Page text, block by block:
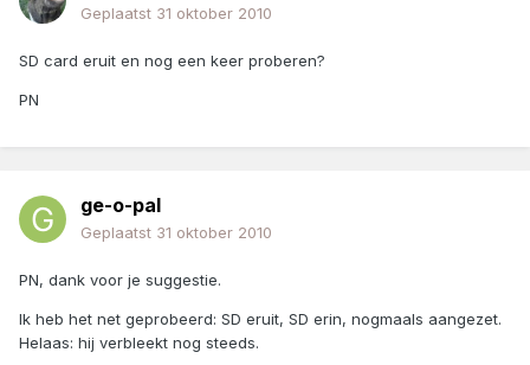
Geplaatst 31 oktober 2010
SD card eruit en nog een keer proberen?
PN
ge-o-pal
Geplaatst 31 oktober 2010
PN, dank voor je suggestie.
Ik heb het net geprobeerd: SD eruit, SD erin, nogmaals aangezet.
Helaas: hij verbleekt nog steeds.